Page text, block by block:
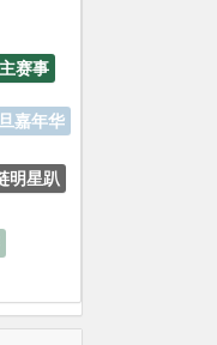
赛事
嘉年华
明星趴